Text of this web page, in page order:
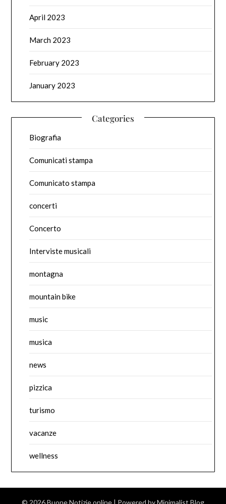
April 2023
March 2023
February 2023
January 2023
Categories
Biografia
Comunicati stampa
Comunicato stampa
concerti
Concerto
Interviste musicali
montagna
mountain bike
music
musica
news
pizzica
turismo
vacanze
wellness